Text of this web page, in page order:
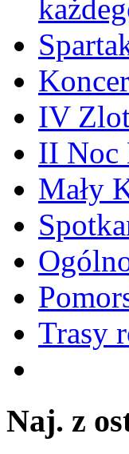
IV
II Noc
Mały
Trasy
Naj. z